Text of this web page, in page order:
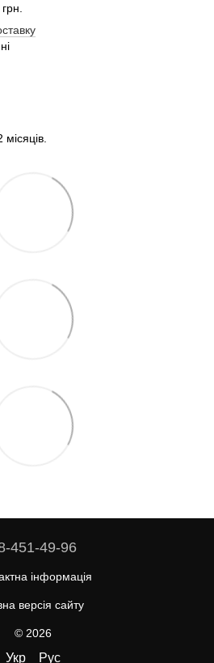
451-49-96
інформація
версія сайту
© 2026
Укр Рус